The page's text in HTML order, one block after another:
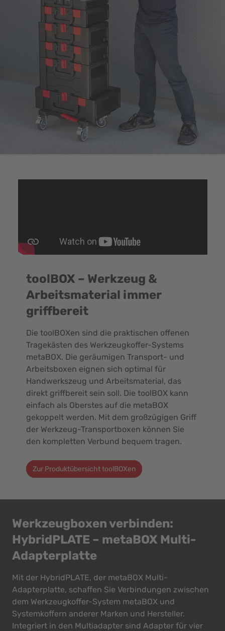
toolBOX – Werkzeug &
Arbeitsmaterial immer
griffbereit
Die toolBOXen sind die praktischen offenen
Tragekästen des Werkzeugkoffer-Systems
metaBOX. Die geräumigen Transport- und
Arbeitsboxen eignen sich optimal für
Handwerkszeug und Arbeitsmaterial, das
direkt griffbereit sein soll. Die toolBOX kann
einfach als Oberstes auf die metaBOX
gekoppelt werden. Mit dem großzügigen Griff
der Werkzeug-Transportboxen können Sie
den kompletten Verbund bequem tragen.
Zur Produktübersicht toolBOXen
Werkzeugboxen verbinden:
HybridPLATE – metaBOX Multi-
Adapterplatte
Mit der HybridPLATE, der metaBOX Multi-
Adapterplatte, schaffen Sie Verbindungen zwischen
dem Werkzeugkoffer-System metaBOX und
Systemkoffern anderer Marken und Hersteller.
Integriert in den Multiadapter sind Adapter für vier